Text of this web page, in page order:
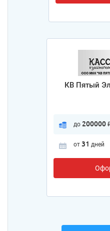
КВ Пятый
до 200000
от 31 дней